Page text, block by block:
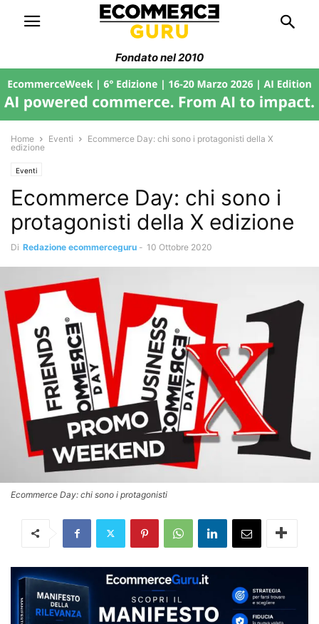
Fondato nel 2010
Home Eventi
Ecommerce Day: chi sono i protagonisti della X
edizione
Eventi
Ecommerce Day: chi sono i
protagonisti della X edizione
Di Redazione ecommerceguru - 10 Ottobre 2020
Ecommerce Day: chi sono i protagonisti